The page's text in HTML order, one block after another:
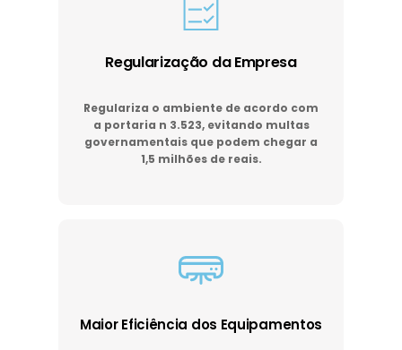
Regularização da Empresa
Regulariza o ambiente de acordo com
a portaria n 3.523, evitando multas
governamentais que podem chegar a
1,5 milhões de reais.
Maior Eficiência dos Equipamentos